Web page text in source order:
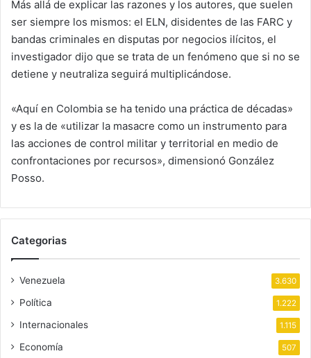
Más allá de explicar las razones y los autores, que suelen
ser siempre los mismos: el ELN, disidentes de las FARC y
bandas criminales en disputas por negocios ilícitos, el
investigador dijo que se trata de un fenómeno que si no se
detiene y neutraliza seguirá multiplicándose.
«Aquí en Colombia se ha tenido una práctica de décadas»
y es la de «utilizar la masacre como un instrumento para
las acciones de control militar y territorial en medio de
confrontaciones por recursos», dimensionó González
Posso.
Categorias
Venezuela 3.630
Política 1.222
Internacionales 1.115
Economía 507